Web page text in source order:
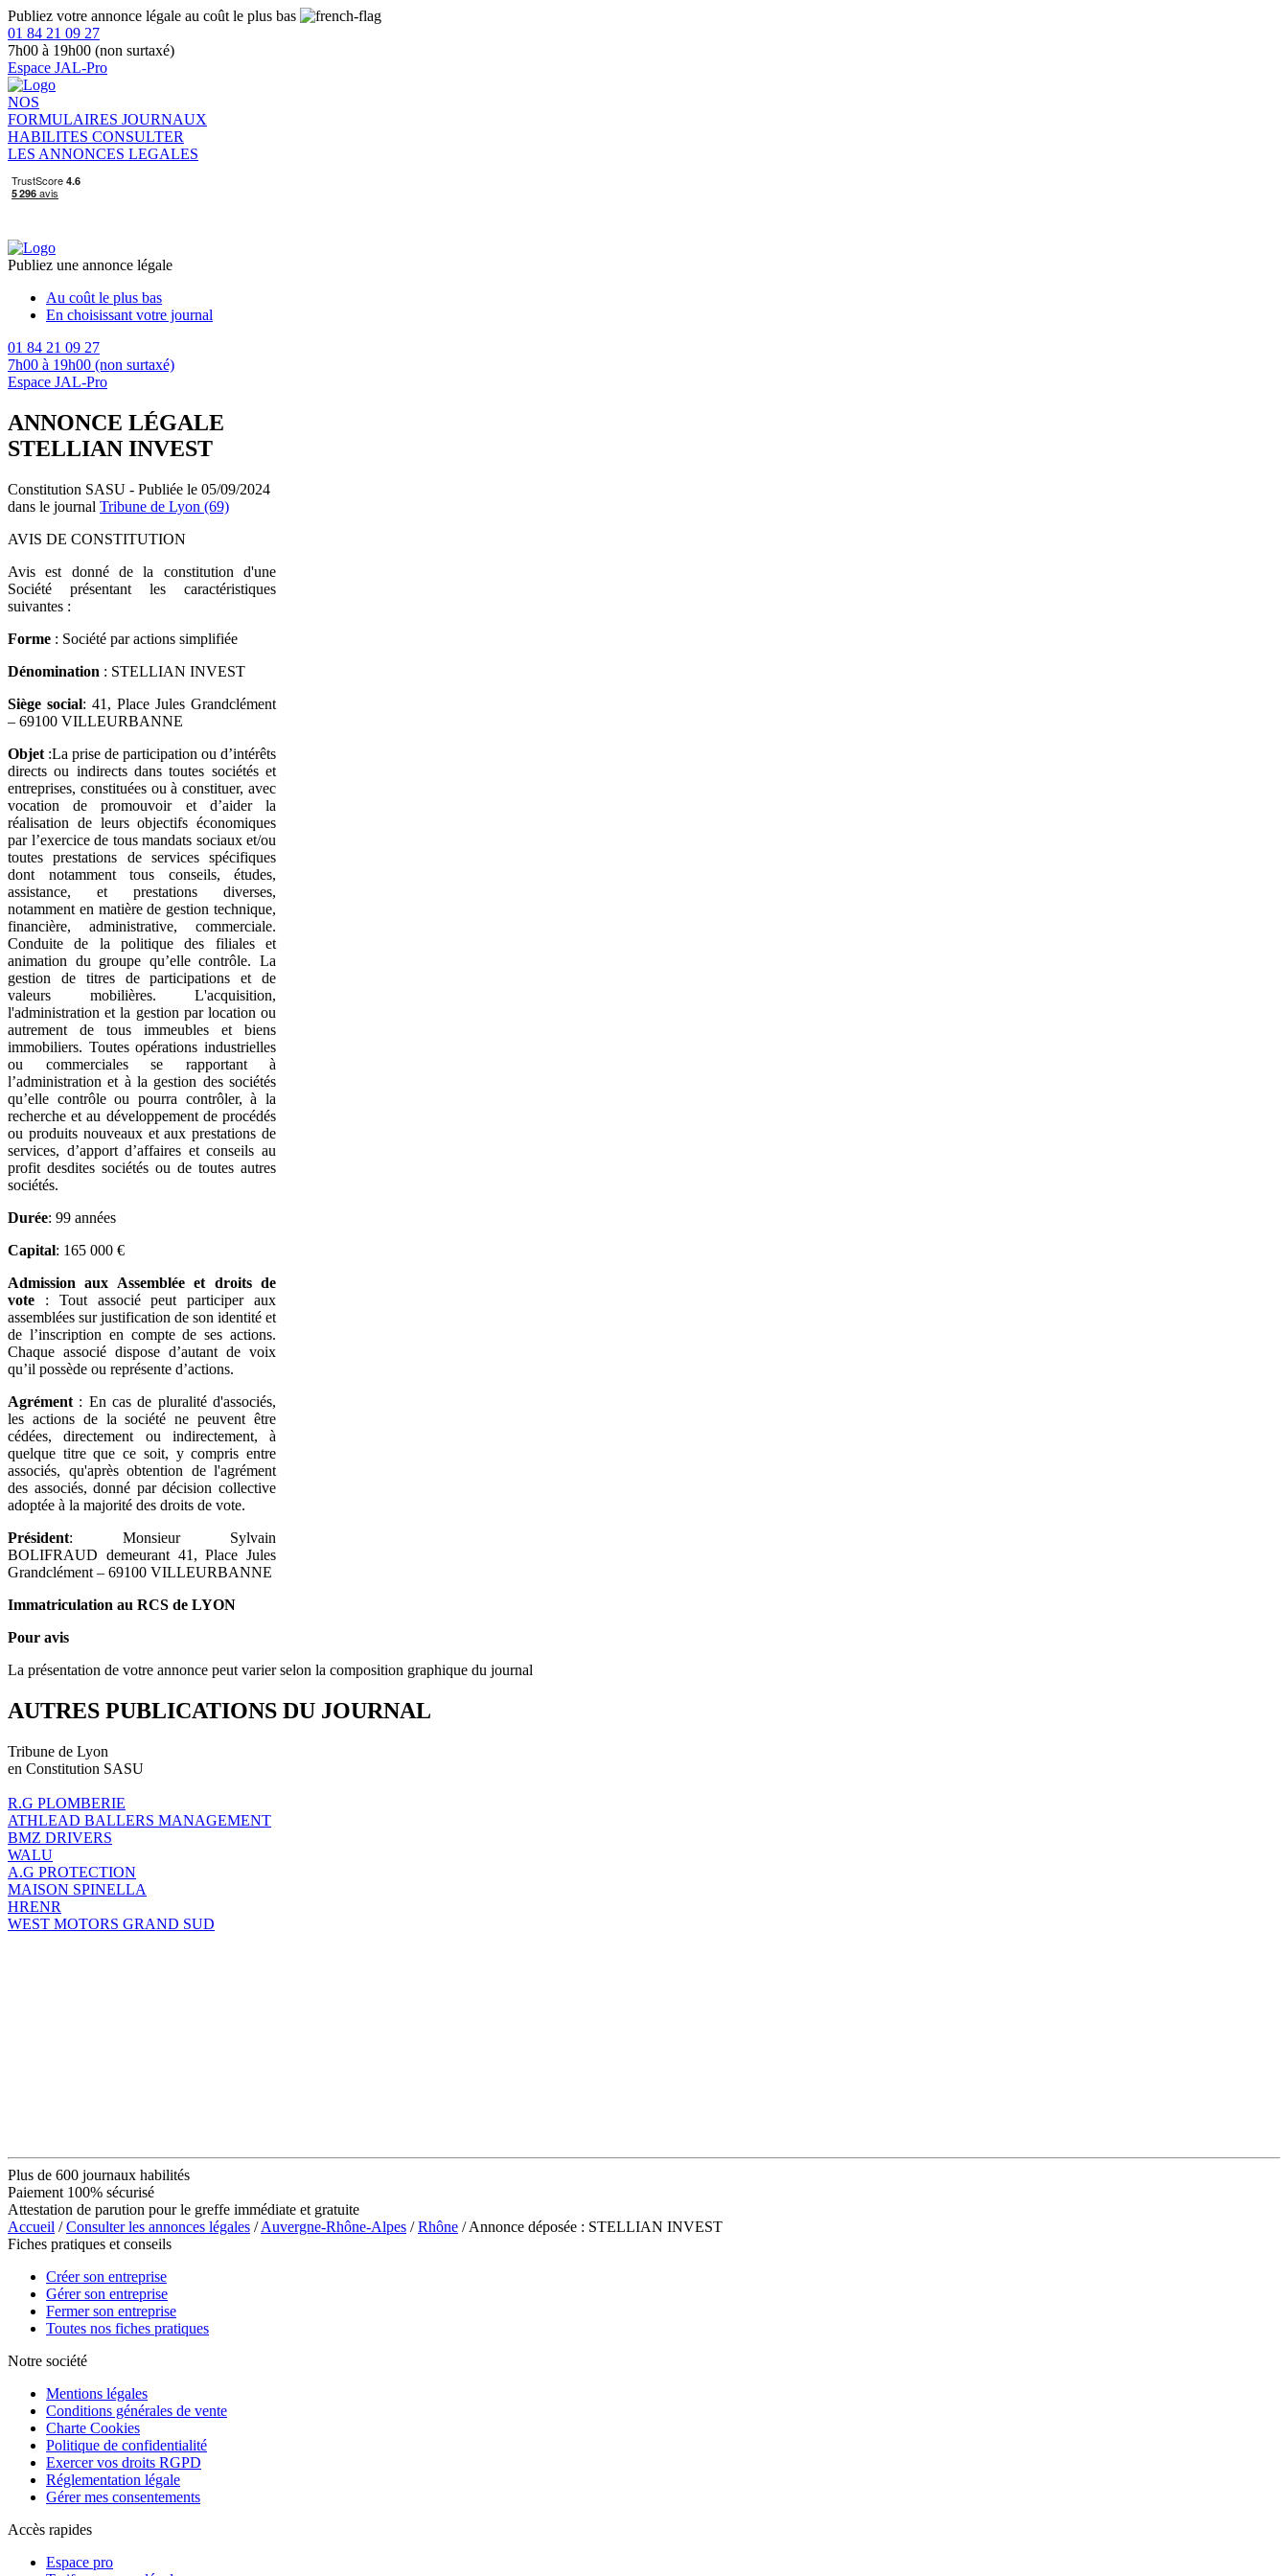
Publiez votre annonce légale au coût le plus bas
01 84 21 09 27
7h00 à 19h00 (non surtaxé)
Espace JAL-Pro
NOS
FORMULAIRES JOURNAUX
HABILITES CONSULTER
LES ANNONCES LEGALES
Publiez une annonce légale
Au coût le plus bas
En choisissant votre journal
01 84 21 09 27
7h00 à 19h00 (non surtaxé)
Espace JAL-Pro
ANNONCE LÉGALE
STELLIAN INVEST
Constitution SASU - Publiée le 05/09/2024
dans le journal Tribune de Lyon (69)
AVIS DE CONSTITUTION
Avis est donné de la constitution d'une
Société présentant les caractéristiques
suivantes :
Forme : Société par actions simplifiée
Dénomination : STELLIAN INVEST
Siège social: 41, Place Jules Grandclément
– 69100 VILLEURBANNE
Objet :La prise de participation ou d’intérêts
directs ou indirects dans toutes sociétés et
entreprises, constituées ou à constituer, avec
vocation de promouvoir et d’aider la
réalisation de leurs objectifs économiques
par l’exercice de tous mandats sociaux et/ou
toutes prestations de services spécifiques
dont notamment tous conseils, études,
assistance, et prestations diverses,
notamment en matière de gestion technique,
financière, administrative, commerciale.
Conduite de la politique des filiales et
animation du groupe qu’elle contrôle. La
gestion de titres de participations et de
valeurs mobilières. L'acquisition,
l'administration et la gestion par location ou
autrement de tous immeubles et biens
immobiliers. Toutes opérations industrielles
ou commerciales se rapportant à
l’administration et à la gestion des sociétés
qu’elle contrôle ou pourra contrôler, à la
recherche et au développement de procédés
ou produits nouveaux et aux prestations de
services, d’apport d’affaires et conseils au
profit desdites sociétés ou de toutes autres
sociétés.
Durée: 99 années
Capital: 165 000 €
Admission aux Assemblée et droits de
vote : Tout associé peut participer aux
assemblées sur justification de son identité et
de l’inscription en compte de ses actions.
Chaque associé dispose d’autant de voix
qu’il possède ou représente d’actions.
Agrément : En cas de pluralité d'associés,
les actions de la société ne peuvent être
cédées, directement ou indirectement, à
quelque titre que ce soit, y compris entre
associés, qu'après obtention de l'agrément
des associés, donné par décision collective
adoptée à la majorité des droits de vote.
Président: Monsieur Sylvain
BOLIFRAUD demeurant 41, Place Jules
Grandclément – 69100 VILLEURBANNE
Immatriculation au RCS de LYON
Pour avis
La présentation de votre annonce peut varier selon la composition graphique du journal
AUTRES PUBLICATIONS DU JOURNAL
Tribune de Lyon
en Constitution SASU
R.G PLOMBERIE
ATHLEAD BALLERS MANAGEMENT
BMZ DRIVERS
WALU
A.G PROTECTION
MAISON SPINELLA
HRENR
WEST MOTORS GRAND SUD
Plus de 600 journaux habilités
Paiement 100% sécurisé
Attestation de parution pour le greffe immédiate et gratuite
Accueil /Consulter les annonces légales /Auvergne-Rhône-Alpes /Rhône / Annonce déposée : STELLIAN INVEST
Fiches pratiques et conseils
Créer son entreprise
Gérer son entreprise
Fermer son entreprise
Toutes nos fiches pratiques
Notre société
Mentions légales
Conditions générales de vente
Charte Cookies
Politique de confidentialité
Exercer vos droits RGPD
Réglementation légale
Gérer mes consentements
Accès rapides
Espace pro